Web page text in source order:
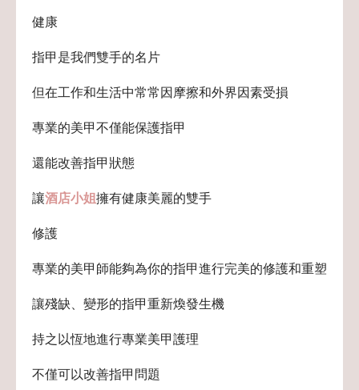
健康
指甲是我們雙手的名片
但在工作和生活中常常因摩擦和外界因素受損
專業的美甲不僅能保護指甲
還能改善指甲狀態
讓酒店小姐擁有健康美麗的雙手
修護
專業的美甲師能夠為你的指甲進行完美的修護和重塑
讓殘缺、變形的指甲重新煥發生機
持之以恆地進行專業美甲護理
不僅可以改善指甲問題